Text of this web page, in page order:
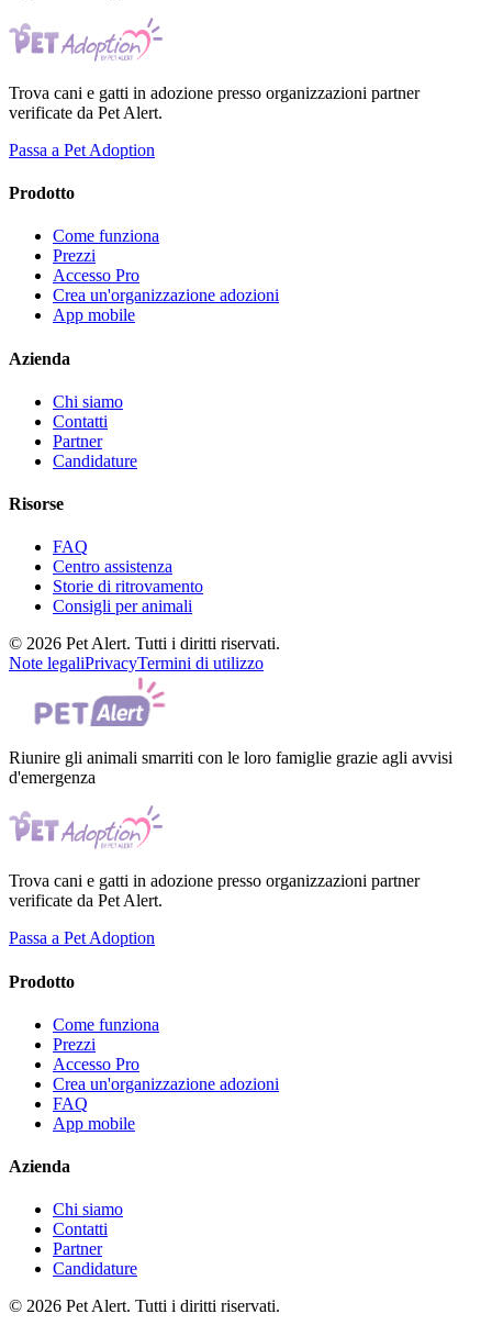
Trova cani e gatti in adozione presso organizzazioni partner
verificate da Pet Alert.
Passa a Pet Adoption
Prodotto
Come funziona
Prezzi
Accesso Pro
Crea un'organizzazione adozioni
App mobile
Azienda
Chi siamo
Contatti
Partner
Candidature
Risorse
FAQ
Centro assistenza
Storie di ritrovamento
Consigli per animali
© 2026 Pet Alert. Tutti i diritti riservati.
Note legaliPrivacyTermini di utilizzo
Riunire gli animali smarriti con le loro famiglie grazie agli avvisi
d'emergenza
Trova cani e gatti in adozione presso organizzazioni partner
verificate da Pet Alert.
Passa a Pet Adoption
Prodotto
Come funziona
Prezzi
Accesso Pro
Crea un'organizzazione adozioni
FAQ
App mobile
Azienda
Chi siamo
Contatti
Partner
Candidature
© 2026 Pet Alert. Tutti i diritti riservati.